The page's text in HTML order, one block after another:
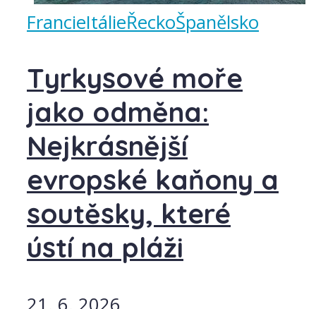
FrancieItálieŘeckoŠpanělsko
Tyrkysové moře
jako odměna:
Nejkrásnější
evropské kaňony a
soutěsky, které
ústí na pláži